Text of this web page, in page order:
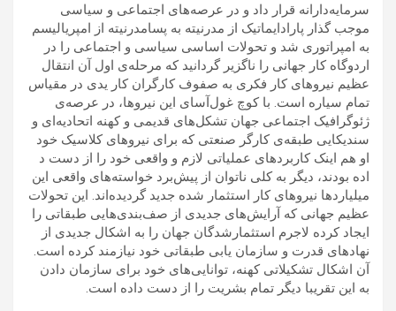
سرمایه‌دارانه قرار داد و در عرصه‌های اجتماعی و سیاسی
موجب گذار پارادایماتیک از مدرنیته به پسامدرنیته از امپریالیسم
به امپراتوری شد و تحولات اساسی سیاسی و اجتماعی را در
اردوگاه کار جهانی را ناگزیر گردانید که مرحله‌ی اول آن انتقال
عظیم نیروهای کار فکری به صفوف کارگران کار یدی در مقیاس
تمام سیاره است. با کوچ غول‌آسای این نیروها، در عرصه‌ی
ژئوگرافیک اجتماعی جهان تشکل‌های قدیمی و کهنه اتحادیه‌ای و
سندیکایی طبقه‌ی کارگر صنعتی که برای نیروهای کلاسیک خود
او هم اینک کاربردهای عملیاتی لازم و واقعی خود را از دست د
اده بودند، دیگر به کلی ناتوان از پیش‌برد خواسته‌های واقعی این
میلیاردها نیروهای کار استثمار شده جدید گردیده‌اند. این تحولات
عظیم جهانی که آرایش‌های جدیدی از صف‌بندی‌هایی طبقاتی را
ایجاد کرده لاجرم استثمارشدگان جهان را به اشکال جدیدی از
نهادهای قدرت و سازمان یابی طبقاتی خود نیازمند کرده است.
آن اشکال تشکیلاتی کهنه، توانایی‌های خود برای سازمان دادن
به این تقریبا دیگر تمام بشریت را از دست داده است.